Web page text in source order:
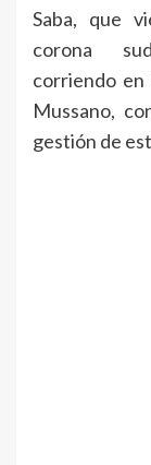
Saba, que
corona
corriendo en
Mussano,
gestión de